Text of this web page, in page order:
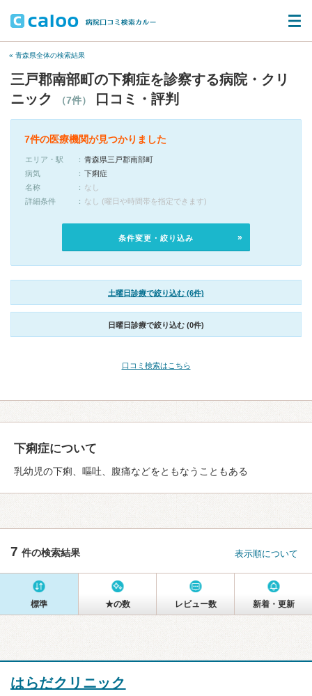
« 青森県全体の検索結果
三戸郡南部町の下痢症を診察する病院・クリ
ニック
（7件） 口コミ・評判
7件の医療機関が見つかりました
エリア・駅
青森県三戸郡南部町
病気
下痢症
名称
なし
詳細条件
なし (曜日や時間帯を指定できます)
条件変更・絞り込み
土曜日診療で絞り込む (6件)
日曜日診療で絞り込む (0件)
口コミ検索はこちら
下痢症について
乳幼児の下痢、嘔吐、腹痛などをともなうこともある
7 件の検索結果 表示順について
標準 ★の数 レビュー数 新着・更新
はらだクリニック